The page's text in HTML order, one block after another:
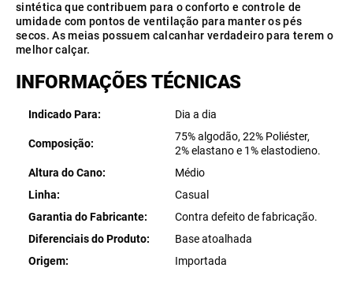
sintética que contribuem para o conforto e controle de
umidade com pontos de ventilação para manter os pés
secos. As meias possuem calcanhar verdadeiro para terem o
melhor calçar.
INFORMAÇÕES TÉCNICAS
Indicado Para Dia a dia
Composição
75% algodão, 22% Poliéster,
2% elastano e 1% elastodieno.
Altura do Cano
Médio
Linha
Casual
Garantia do Fabricante
Contra defeito de fabricação.
Diferenciais do Produto
Base atoalhada
Origem
Importada